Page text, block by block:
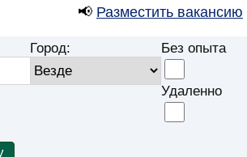
📢 Разместить вакансию
Город: Без опыта
Удаленно